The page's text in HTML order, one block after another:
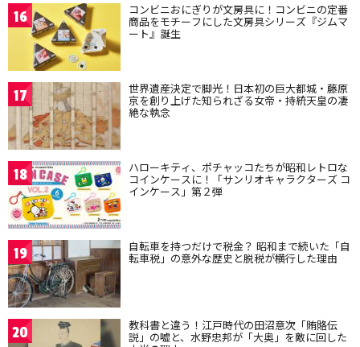
16 コンビニおにぎりが文房具に！コンビニの定番
商品をモチーフにした文房具シリーズ『ジムマ
ート』誕生
17 世界遺産決定で脚光！日本初の巨大都城・藤原
京を創り上げた知られざる女帝・持統天皇の凄
絶な執念
18 ハローキティ、ポチャッコたちが昭和レトロな
コインケースに！「サンリオキャラクターズ コ
インケース」第２弾
19 自転車を持つだけで税金？ 昭和まで続いた「自
転車税」の意外な歴史と脱税が横行した理由
20 教科書と違う！江戸時代の田沼意次「賄賂伝
説」の嘘と、水野忠邦が「大奥」を敵に回した